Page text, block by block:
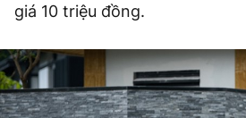
giá 10 triệu đồng.